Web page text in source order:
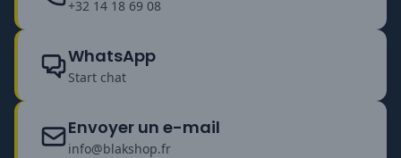
+32 14 18 69 08
WhatsApp
Start chat
Envoyer un e-mail
info@blakshop.fr